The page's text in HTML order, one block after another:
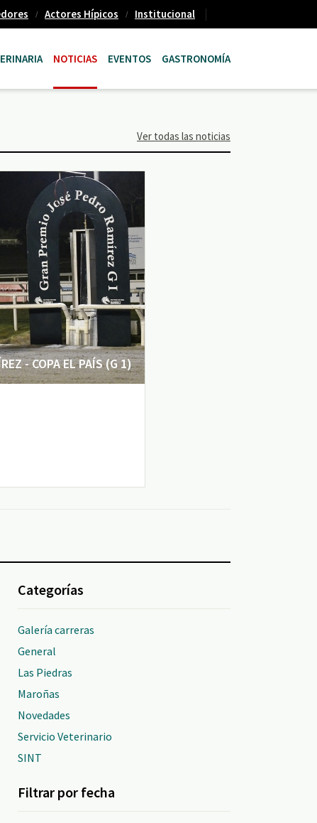
Actores Hípicos Institucional
NOTICIAS EVENTOS GASTRONOMÍA
Ver todas las noticias
- COPA EL PAÍS (G 1)
Categorías
Galería carreras
General
Las Piedras
Maroñas
Novedades
Servicio Veterinario
SINT
Filtrar por fecha